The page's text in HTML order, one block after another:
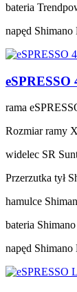
bateria
napęd Shimano
eSPRESSO
rama
Rozmiar ramy
widelec SR
Przerzutka tył
hamulce
bateria
napęd Shimano